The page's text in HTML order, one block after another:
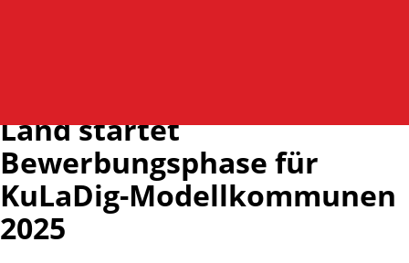
Land startet
Bewerbungsphase für
KuLaDig-Modellkommunen
2025